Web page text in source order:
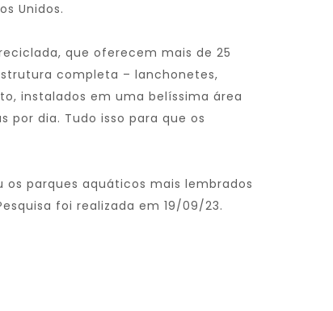
Unidos.
que oferecem mais de 25
completa – lanchonetes,
instalados em uma belíssima área
por dia. Tudo isso para que os
os parques aquáticos mais lembrados
foi realizada em 19/09/23.